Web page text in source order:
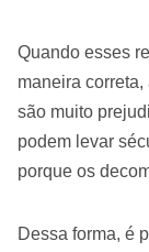
Quando esses
maneira
são muito
podem levar
porque os
Dessa forma, é